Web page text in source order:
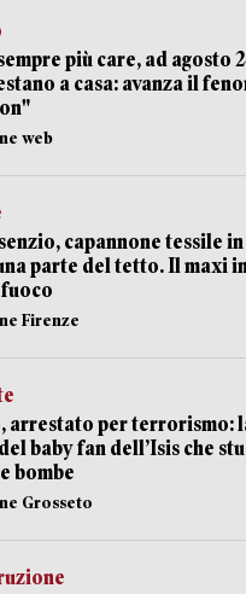
più care, ad agosto
a casa: avanza il
web
capannone tessile
parte del tetto. Il maxi
Firenze
arrestato per terrorismo:
baby fan dell’Isis che
bombe
Grosseto